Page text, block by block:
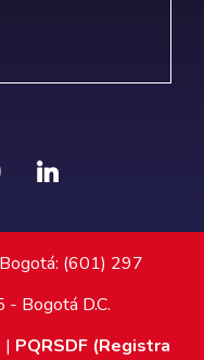
(601) 297
- Bogotá D.C.
| PQRSDF (Registra